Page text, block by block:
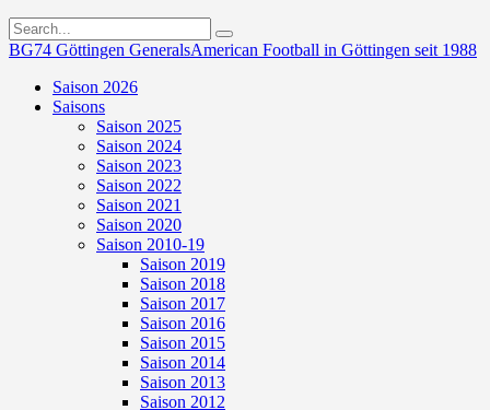
BG74 Göttingen GeneralsAmerican Football in Göttingen seit 1988
Saison 2026
Saisons
Saison 2025
Saison 2024
Saison 2023
Saison 2022
Saison 2021
Saison 2020
Saison 2010-19
Saison 2019
Saison 2018
Saison 2017
Saison 2016
Saison 2015
Saison 2014
Saison 2013
Saison 2012